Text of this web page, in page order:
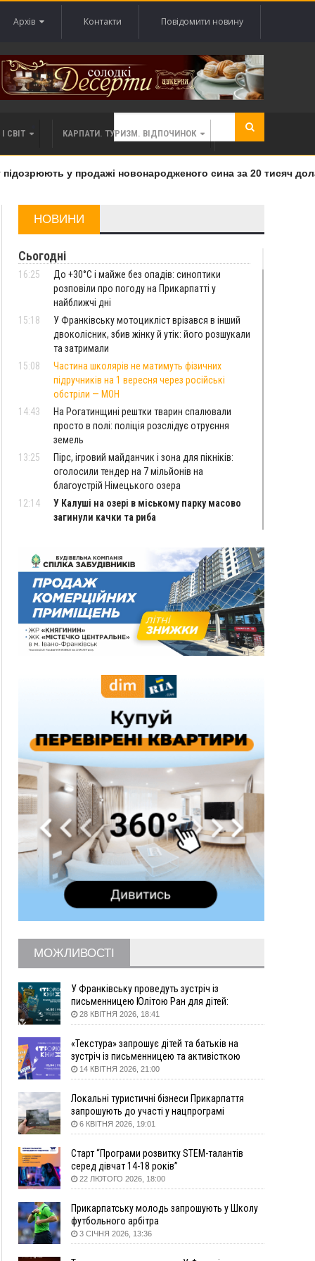
Архів Контакти Повідомити новину
СВІТ КАРПАТИ. ТУРИЗМ. ВІДПОЧИНОК
у продажі новонародженого сина за 20 тисяч
НОВИНИ
Сьогодні
16:25
До +30°C і майже без опадів: синоптики
розповіли про погоду на Прикарпатті у
найближчі дні
15:18
У Франківську мотоцикліст врізався в інший
двоколісник, збив жінку й утік: його розшукали
та затримали
15:08
Частина школярів не матимуть фізичних
підручників на 1 вересня через російські
обстріли — МОН
14:43
На Рогатинщині рештки тварин спалювали
просто в полі: поліція розслідує отруєння
земель
13:25
Пірс, ігровий майданчик і зона для пікніків:
оголосили тендер на 7 мільйонів на
благоустрій Німецького озера
12:14
У Калуші на озері в міському парку масово
загинули качки та риба
600 тисяч за переправлення чоловіків до
Румунії
10:49
На Прикарпатті через негоду сталися аварійні
вимкнення світла
10:43
За змову на тендері для Долинської лікарні
двох підприємців оштрафували на 272 тисячі
гривень
Яремчанський суд виніс вирок чоловіку, який
за 8,5 тисяч
давньоруську вагову гирку XII–XIII століть
09:39
У Франківську медики провели серію
складних операцій на аорті
Вчора
22:22 ФОТО У Богородчанах на "зебрі" водій Audi
наїхав на хлопчика з велосипедом
Загальна площа всіх книгарень України - трохи
більше ніж 6 футбольних полів
20:47
На "зебрі" у Франківську два мотоциклісти
збили жінку
Прикарпаття серед лідерів за будівництвом
новобудов і рекордсмен за зростанням цін на
16:20
У Франківську дружина загиблого воїна
створила організацію «КОД 7'Я», аби
15:57
У Коломиї на одній з вулиць встановлять
комплекс автоматичної фіксації швидкості
Прикарпаття
15:00
На Закарпатті викрили масштабну схему
незаконного виключення
14:31
«Багато питань буде знято». На громадських
слуханнях в Яремче обговорили, як вирішити
питання джипінгу в Карпатах
13:54
5 «тихих» хвороб, які виявляє профілактичне
обстеження
13:30
ФОТО На Надрічній тривають останні
12:57
У Франківську зафіксували найбільшу спеку за
всю історію спостережень
12:24
Лікування наркоманії Київ: чому важливо
МОЖЛИВОСТІ
У Франківську проведуть зустріч із
письменницею Юлітою Ран для дітей:
говоритимуть про серію книг про Мавку
28 КВІТНЯ 2026, 18:41
«Текстура» запрошує дітей та батьків на
зустріч із письменницею та активісткою
Анною Повх
14 КВІТНЯ 2026, 21:00
Локальні туристичні бізнеси Прикарпаття
запрошують до участі у нацпрограмі
«Подорож до себе»
6 КВІТНЯ 2026, 19:01
Старт “Програми розвитку STEM-талантів
серед дівчат 14-18 років”
22 ЛЮТОГО 2026, 18:00
Прикарпатську молодь запрошують у Школу
футбольного арбітра
3 СІЧНЯ 2026, 13:36